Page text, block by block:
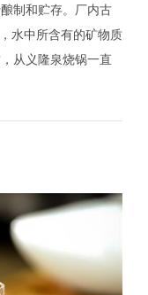
制和贮存。厂内古
水中所含有的矿物质
从义隆泉烧锅一直